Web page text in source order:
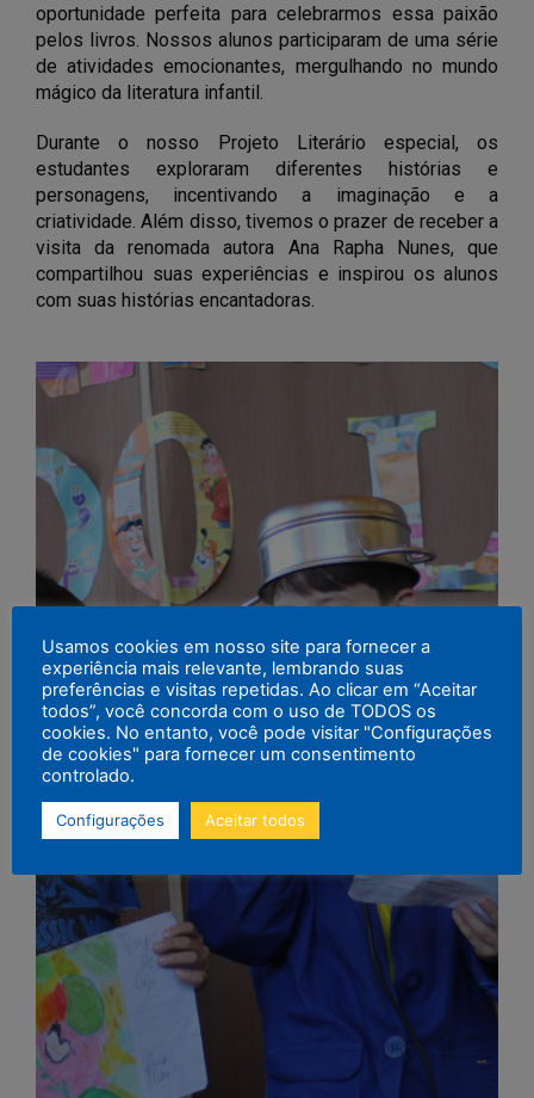
oportunidade perfeita para celebrarmos essa paixão
pelos livros. Nossos alunos participaram de uma série
de atividades emocionantes, mergulhando no mundo
mágico da literatura infantil.
Durante o nosso Projeto Literário especial, os
estudantes exploraram diferentes histórias e
personagens, incentivando a imaginação e a
criatividade. Além disso, tivemos o prazer de receber a
visita da renomada autora Ana Rapha Nunes, que
compartilhou suas experiências e inspirou os alunos
com suas histórias encantadoras.
Usamos cookies em nosso site para fornecer a
experiência mais relevante, lembrando suas
preferências e visitas repetidas. Ao clicar em “Aceitar
todos”, você concorda com o uso de TODOS os
cookies. No entanto, você pode visitar "Configurações
de cookies" para fornecer um consentimento
controlado.
Configurações Aceitar todos